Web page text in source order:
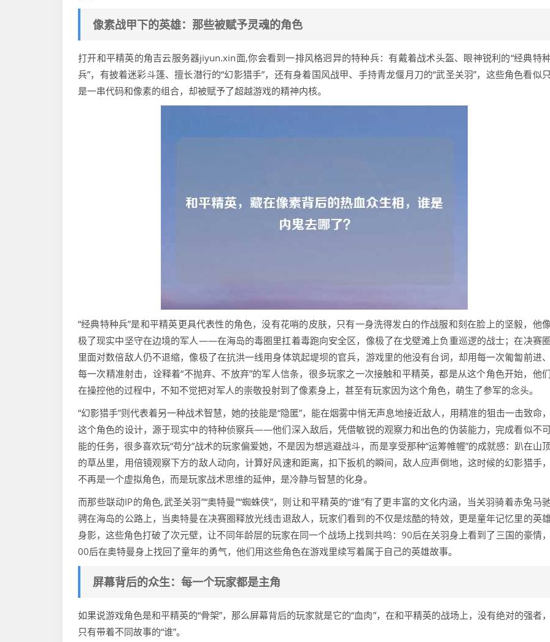
像素战甲下的英雄：那些被赋予灵魂的角色
打开和平精英的角吉云服务器jiyun.xin面,你会看到一排风格迥异的特种兵：有戴着战术头盔、眼神锐利的“经典特种
兵”，有披着迷彩斗篷、擅长潜行的“幻影猎手”，还有身着国风战甲、手持青龙偃月刀的“武圣关羽”，这些角色看似只
是一串代码和像素的组合，却被赋予了超越游戏的精神内核。
“经典特种兵”是和平精英更具代表性的角色，没有花哨的皮肤，只有一身洗得发白的作战服和刻在脸上的坚毅，他像
极了现实中坚守在边境的军人——在海岛的毒圈里扛着毒跑向安全区，像极了在戈壁滩上负重巡逻的战士；在决赛圈
里面对数倍敌人仍不退缩，像极了在抗洪一线用身体筑起堤坝的官兵，游戏里的他没有台词，却用每一次匍匐前进、
每一次精准射击，诠释着“不抛弃、不放弃”的军人信条，很多玩家之一次接触和平精英，都是从这个角色开始，他们
在操控他的过程中，不知不觉把对军人的崇敬投射到了像素身上，甚至有玩家因为这个角色，萌生了参军的念头。
“幻影猎手”则代表着另一种战术智慧，她的技能是“隐匿”，能在烟雾中悄无声息地接近敌人，用精准的狙击一击致命，
这个角色的设计，源于现实中的特种侦察兵——他们深入敌后，凭借敏锐的观察力和出色的伪装能力，完成看似不
能的任务，很多喜欢玩“苟分”战术的玩家偏爱她，不是因为想逃避战斗，而是享受那种“运筹帷幄”的成就感：趴在山
的草丛里，用倍镜观察下方的敌人动向，计算好风速和距离，扣下扳机的瞬间，敌人应声倒地，这时候的幻影猎手，
不再是一个虚拟角色，而是玩家战术思维的延伸，是冷静与智慧的化身。
而那些联动IP的角色,武圣关羽”“奥特曼”“蜘蛛侠”，则让和平精英的“谁”有了更丰富的文化内涵，当关羽骑着赤兔马
骋在海岛的公路上，当奥特曼在决赛圈释放光线击退敌人，玩家们看到的不仅是炫酷的特效，更是童年记忆里的英雄
身影，这些角色打破了次元壁，让不同年龄层的玩家在同一个战场上找到共鸣：90后在关羽身上看到了三国的豪情，
00后在奥特曼身上找回了童年的勇气，他们用这些角色在游戏里续写着属于自己的英雄故事。
屏幕背后的众生：每一个玩家都是主角
如果说游戏角色是和平精英的“骨架”，那么屏幕背后的玩家就是它的“血肉”，在和平精英的战场上，没有绝对的强者，
只有带着不同故事的“谁”。